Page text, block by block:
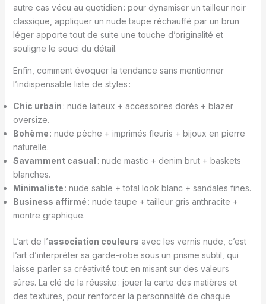
autre cas vécu au quotidien : pour dynamiser un tailleur noir
classique, appliquer un nude taupe réchauffé par un brun
léger apporte tout de suite une touche d’originalité et
souligne le souci du détail.
Enfin, comment évoquer la tendance sans mentionner
l’indispensable liste de styles :
Chic urbain : nude laiteux + accessoires dorés + blazer
oversize.
Bohème : nude pêche + imprimés fleuris + bijoux en pierre
naturelle.
Savamment casual : nude mastic + denim brut + baskets
blanches.
Minimaliste : nude sable + total look blanc + sandales fines.
Business affirmé : nude taupe + tailleur gris anthracite +
montre graphique.
L’art de l’association couleurs avec les vernis nude, c’est
l’art d’interpréter sa garde-robe sous un prisme subtil, qui
laisse parler sa créativité tout en misant sur des valeurs
sûres. La clé de la réussite : jouer la carte des matières et
des textures, pour renforcer la personnalité de chaque